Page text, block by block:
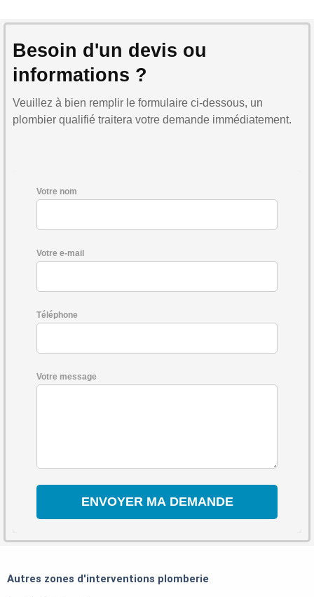
Besoin d'un devis ou
informations ?
Veuillez à bien remplir le formulaire ci-dessous, un
plombier qualifié traitera votre demande immédiatement.
Votre nom
Votre e-mail
Téléphone
Votre message
Autres zones d'interventions plomberie